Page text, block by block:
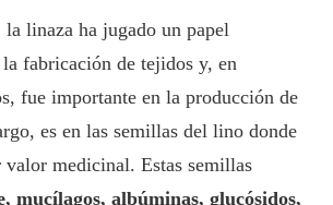
linaza ha jugado un papel
fabricación de tejidos y, en
fue importante en la producción de
es en las semillas del lino donde
valor medicinal. Estas semillas
mucílagos, albúminas, glucósidos,